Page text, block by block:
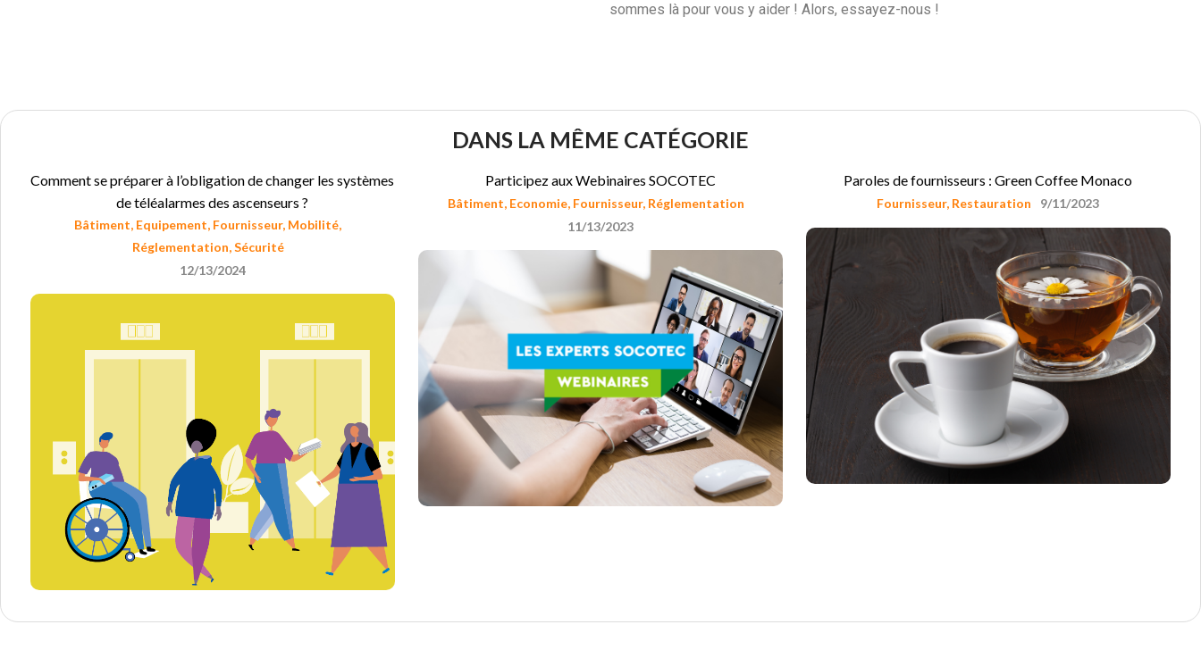
sommes là pour vous y aider ! Alors, essayez-nous !
DANS LA MÊME CATÉGORIE
Comment se préparer à l’obligation de changer les systèmes
de téléalarmes des ascenseurs ?
Bâtiment, Equipement, Fournisseur, Mobilité,
Réglementation,Sécurité
12/13/2024
Participez aux Webinaires SOCOTEC
Bâtiment, Economie, Fournisseur, Réglementation
11/13/2023
Paroles de fournisseurs : Green Coffee Monaco
Fournisseur, Restauration 9/11/2023